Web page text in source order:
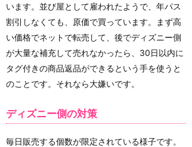
います。並び屋として雇われたようで、年パス
割引しなくても、原価で買っています。まず高
い価格でネットで転売して、後でディズニー側
が大量な補充して売れなかったら、30日以内に
タグ付きの商品返品ができるという手を使うと
のことです。それなら大嫌いです。
ディズニー側の対策
毎日販売する個数が限定されている様子です。